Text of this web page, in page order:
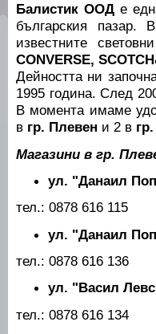
Балистик ООДе
българския
известните
CONVERSE,
Дейността ни
1995 година. След
В момента имаме
в гр. Плевен и 2 в
Магазини в гр.
ул. "Данаил
тел.: 0878 616 115
ул. "Данаил
тел.: 0878 616 136
ул. "Васил
тел.: 0878 616 134